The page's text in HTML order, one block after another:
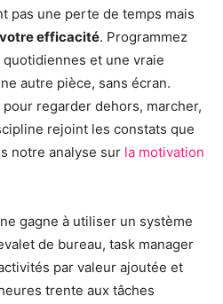
pas une perte de temps mais
efficacité. Programmez
et une vraie
autre pièce, sans écran.
regarder dehors, marcher,
rejoint les constats que
notre analyse sur la motivation
gagne à utiliser un système
de bureau, task manager
par valeur ajoutée et
trente aux tâches